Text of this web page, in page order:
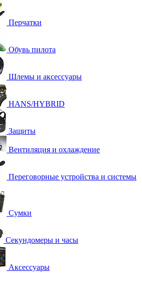
Перчатки
Обувь пилота
Шлемы и аксессуары
HANS/HYBRID
Защиты
Вентиляция и охлаждение
Переговорные устройства и системы
Сумки
Секундомеры и часы
Аксессуары